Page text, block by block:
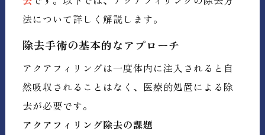
法について詳しく解説します。
除去手術の基本的なアプローチ
アクアフィリングは一度体内に注入されると自
然吸収されることはなく、医療的処置による除
去が必要です。
アクアフィリング除去の課題